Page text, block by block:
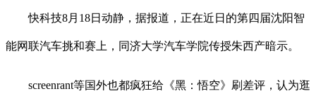
快科技8月18日动静，据报道，正在近日的第四届沈阳智
能网联汽车挑和赛上，同济大学汽车学院传授朱西产暗示。
screenrant等国外也都疯狂给《黑：悟空》刷差评，认为逛